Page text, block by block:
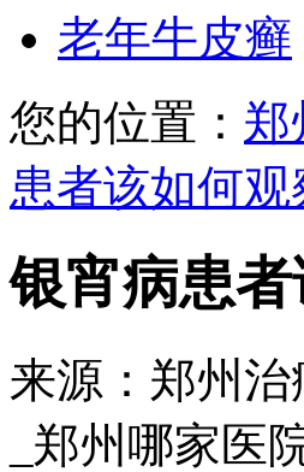
老年牛皮癣
您的位置： 郑
患者该如何
银宵病患
来源：郑州
_郑州哪家医